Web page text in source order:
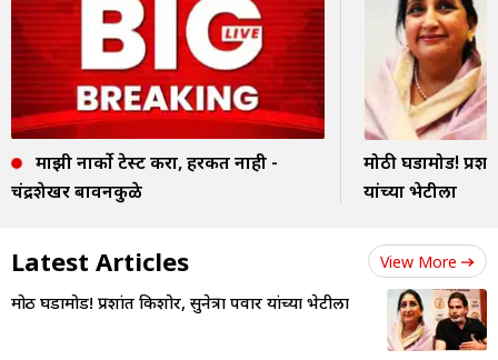
माझी नार्को टेस्ट करा, हरकत नाही -
चंद्रशेखर बावनकुळे
मोठी घडामोड!
यांच्या भेटीला
Latest Articles View More
मोठी घडामोड! प्रशांत किशोर, सुनेत्रा पवार यांच्या भेटीला